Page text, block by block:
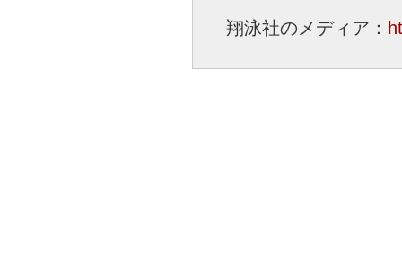
翔泳社のメディア：